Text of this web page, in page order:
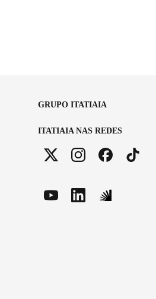
GRUPO ITATIAIA
ITATIAIA NAS REDES